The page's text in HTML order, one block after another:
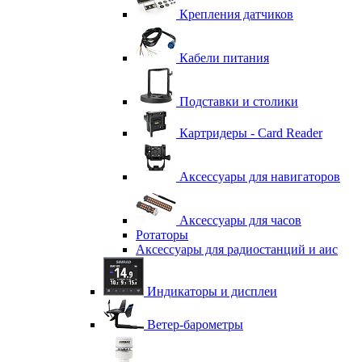
Крепления датчиков
Кабели питания
Подставки и столики
Картридеры - Card Reader
Аксессуары для навигаторов
Аксессуары для часов
Ротаторы
Аксессуары для радиостанций и аис
Индикаторы и дисплеи
Ветер-барометры